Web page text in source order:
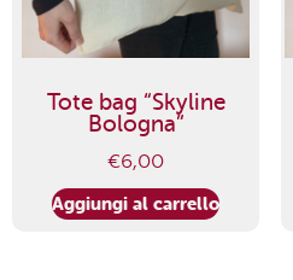
Tote bag “Skyline
Bologna”
€6,00
Aggiungi al carrello